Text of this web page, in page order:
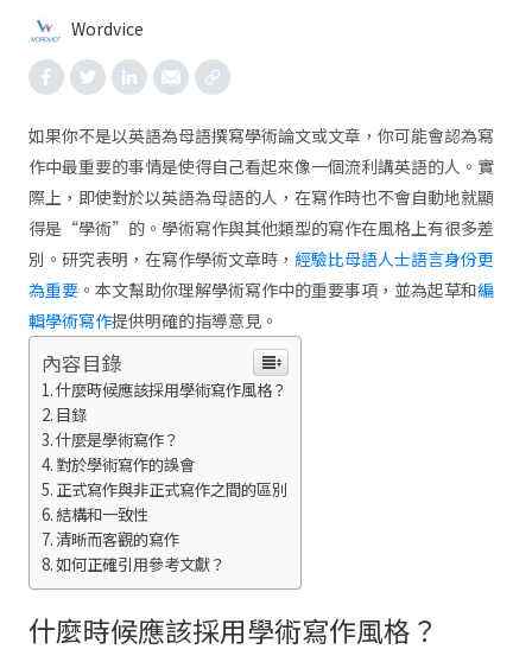
Wordvice
如果你不是以英語為母語撰寫學術論文或文章，你可能會認為寫
作中最重要的事情是使得自己看起來像一個流利講英語的人。實
際上，即使對於以英語為母語的人，在寫作時也不會自動地就顯
得是“學術”的。學術寫作與其他類型的寫作在風格上有很多差
別。研究表明，在寫作學術文章時， 經驗比母語人士語言身份更
為重要。本文幫助你理解學術寫作中的重要事項，並為起草和編
輯學術寫作提供明確的指導意見。
內容目錄
什麼時候應該採用學術寫作風格？
目錄
什麼是學術寫作？
對於學術寫作的誤會
正式寫作與非正式寫作之間的區別
結構和一致性
清晰而客觀的寫作
如何正確引用參考文獻？
什麼時候應該採用學術寫作風格？